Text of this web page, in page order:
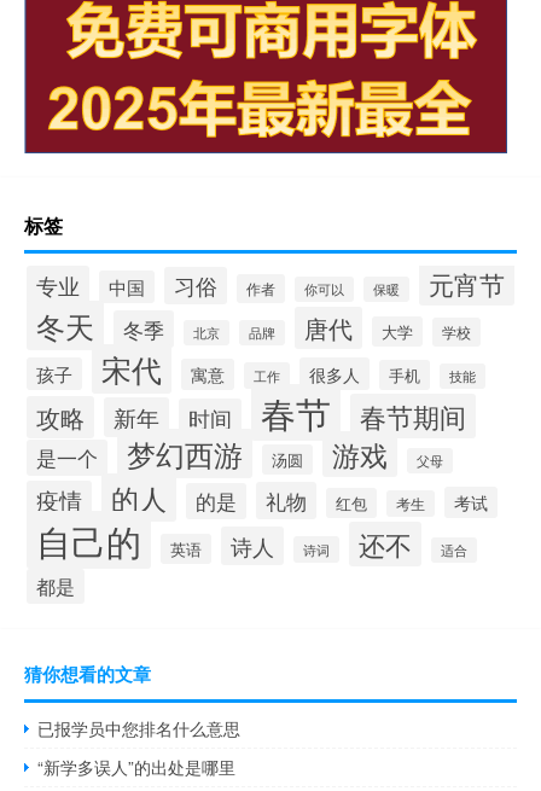
标签
专业 中国 习俗 作者 你可以 保暖 元宵节
冬天 冬季 北京 品牌 唐代 大学 学校
孩子 宋代 寓意 工作 很多人 手机 技能
攻略 新年 时间 春节 春节期间
是一个 梦幻西游 汤圆 游戏 父母
疫情 的人 的是 礼物 红包 考生 考试
自己的 英语 诗人 诗词 还不 适合
都是
猜你想看的文章
已报学员中您排名什么意思
“新学多误人”的出处是哪里